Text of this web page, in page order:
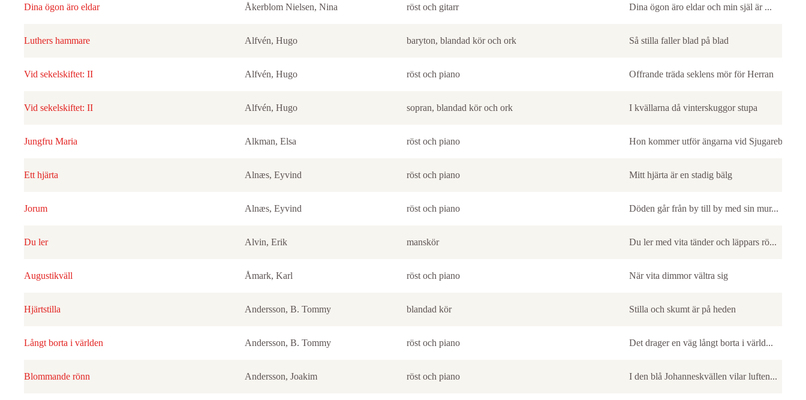
Dina ögon äro eldar Åkerblom Nielsen, Nina röst och gitarr Dina ögon äro eldar och min själ är ...
Luthers hammare Alfvén, Hugo baryton, blandad kör och ork Så stilla faller blad på blad
Vid sekelskiftet: II Alfvén, Hugo röst och piano Offrande träda seklens mör för Herran
Vid sekelskiftet: II Alfvén, Hugo sopran, blandad kör och ork I kvällarna då vinterskuggor stupa
Jungfru Maria Alkman, Elsa röst och piano Hon kommer utför ängarna vid Sjugareby
Ett hjärta Alnæs, Eyvind röst och piano Mitt hjärta är en stadig bälg
Jorum Alnæs, Eyvind röst och piano Döden går från by till by med sin mur...
Du ler Alvin, Erik manskör Du ler med vita tänder och läppars rö...
Augustikväll Åmark, Karl röst och piano När vita dimmor vältra sig
Hjärtstilla Andersson, B. Tommy blandad kör Stilla och skumt är på heden
Långt borta i världen Andersson, B. Tommy röst och piano Det drager en väg långt borta i värld...
Blommande rönn Andersson, Joakim röst och piano I den blå Johanneskvällen vilar luften...